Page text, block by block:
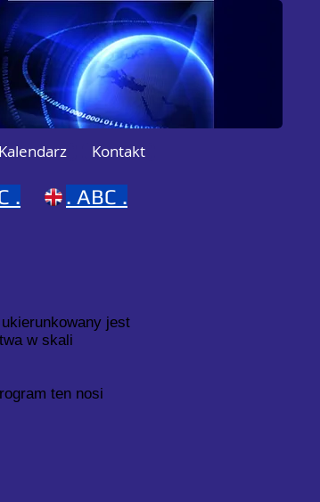
Kalendarz Kontakt
. . ABC .
jest
w skali
ten nosi